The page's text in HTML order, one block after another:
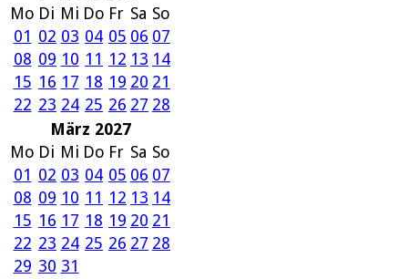
Mo Di Mi Do Fr Sa So
01 02 03 04 05 06 07
08 09 10 11 12 13 14
15 16 17 18 19 20 21
22 23 24 25 26 27 28
März 2027
Mo Di Mi Do Fr Sa So
01 02 03 04 05 06 07
08 09 10 11 12 13 14
15 16 17 18 19 20 21
22 23 24 25 26 27 28
29 30 31